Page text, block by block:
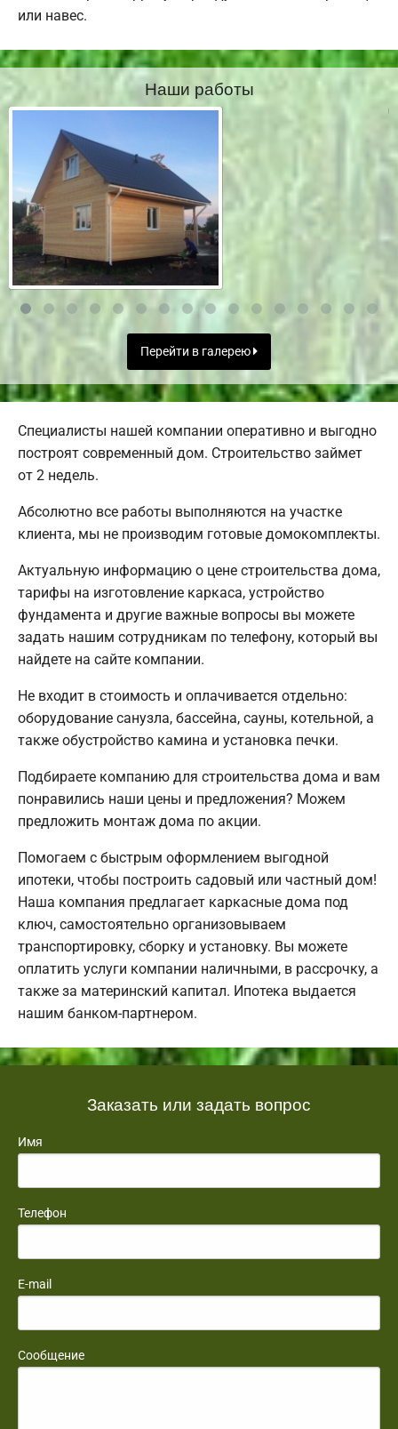
или навес.
Наши работы
Перейти в галерею
Специалисты нашей компании оперативно и выгодно
построят современный дом. Строительство займет
от 2 недель.
Абсолютно все работы выполняются на участке
клиента, мы не производим готовые домокомплекты.
Актуальную информацию о цене строительства дома,
тарифы на изготовление каркаса, устройство
фундамента и другие важные вопросы вы можете
задать нашим сотрудникам по телефону, который вы
найдете на сайте компании.
Не входит в стоимость и оплачивается отдельно:
оборудование санузла, бассейна, сауны, котельной, а
также обустройство камина и установка печки.
Подбираете компанию для строительства дома и вам
понравились наши цены и предложения? Можем
предложить монтаж дома по акции.
Помогаем с быстрым оформлением выгодной
ипотеки, чтобы построить садовый или частный дом!
Наша компания предлагает каркасные дома под
ключ, самостоятельно организовываем
транспортировку, сборку и установку. Вы можете
оплатить услуги компании наличными, в рассрочку, а
также за материнский капитал. Ипотека выдается
нашим банком-партнером.
Заказать или задать вопрос
Имя
Телефон
E-mail
Сообщение